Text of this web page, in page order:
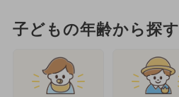
子どもの年齢から探す